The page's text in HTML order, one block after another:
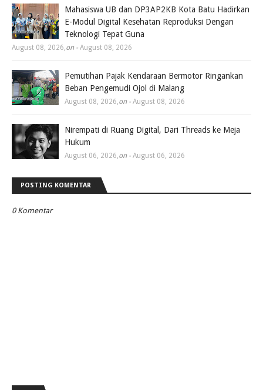
Mahasiswa UB dan DP3AP2KB Kota Batu Hadirkan
E-Modul Digital Kesehatan Reproduksi Dengan
Teknologi Tepat Guna
August 08, 2026,on - August 08, 2026
Pemutihan Pajak Kendaraan Bermotor Ringankan
Beban Pengemudi Ojol di Malang
August 08, 2026,on - August 08, 2026
Nirempati di Ruang Digital, Dari Threads ke Meja
Hukum
August 06, 2026,on - August 06, 2026
POSTING KOMENTAR
0 Komentar